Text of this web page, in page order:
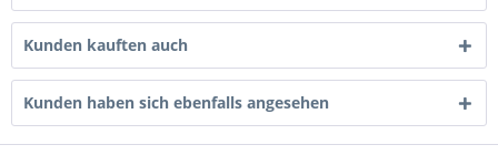
Kunden kauften auch
Kunden haben sich ebenfalls angesehen